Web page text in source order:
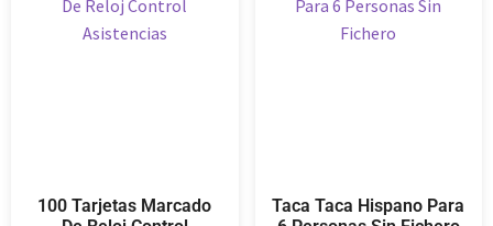
100 Tarjetas Marcado
Taca Taca Hispano Para